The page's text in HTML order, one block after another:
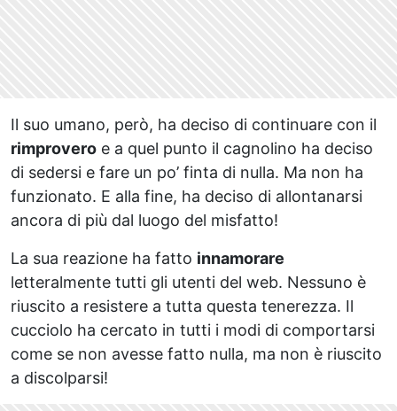
Il suo umano, però, ha deciso di continuare con il
rimprovero e a quel punto il cagnolino ha deciso
di sedersi e fare un po’ finta di nulla. Ma non ha
funzionato. E alla fine, ha deciso di allontanarsi
ancora di più dal luogo del misfatto!
La sua reazione ha fatto innamorare
letteralmente tutti gli utenti del web. Nessuno è
riuscito a resistere a tutta questa tenerezza. Il
cucciolo ha cercato in tutti i modi di comportarsi
come se non avesse fatto nulla, ma non è riuscito
a discolparsi!